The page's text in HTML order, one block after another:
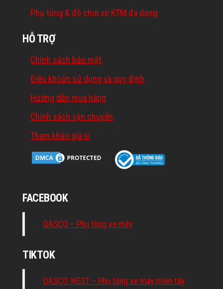
Phụ tùng & đồ chơi xe KTM đa dạng
HỖ TRỢ
Chính sách bảo mật
Điều khoản sử dụng và quy định
Hướng dẫn mua hàng
Chính sách vận chuyển
Tham khảo giá sỉ
FACEBOOK
QASCO – Phụ tùng xe máy
TIKTOK
QASCO WEST – Phụ tùng xe máy miền tây